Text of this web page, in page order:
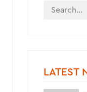
LATEST